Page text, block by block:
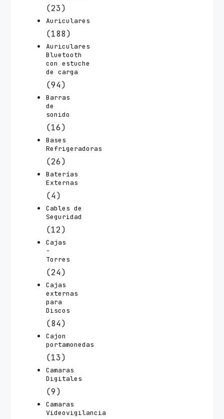
(23)
Auriculares
(188)
Auriculares
Bluetooth
con estuche
de carga
(94)
Barras
de
sonido
(16)
Bases
Refrigeradoras
(26)
Baterías
Externas
(4)
Cables de
Seguridad
(12)
Cajas
-
Torres
(24)
Cajas
externas
para
Discos
(84)
Cajon
portamonedas
(13)
Camaras
Digitales
(9)
Camaras
Videovigilancia